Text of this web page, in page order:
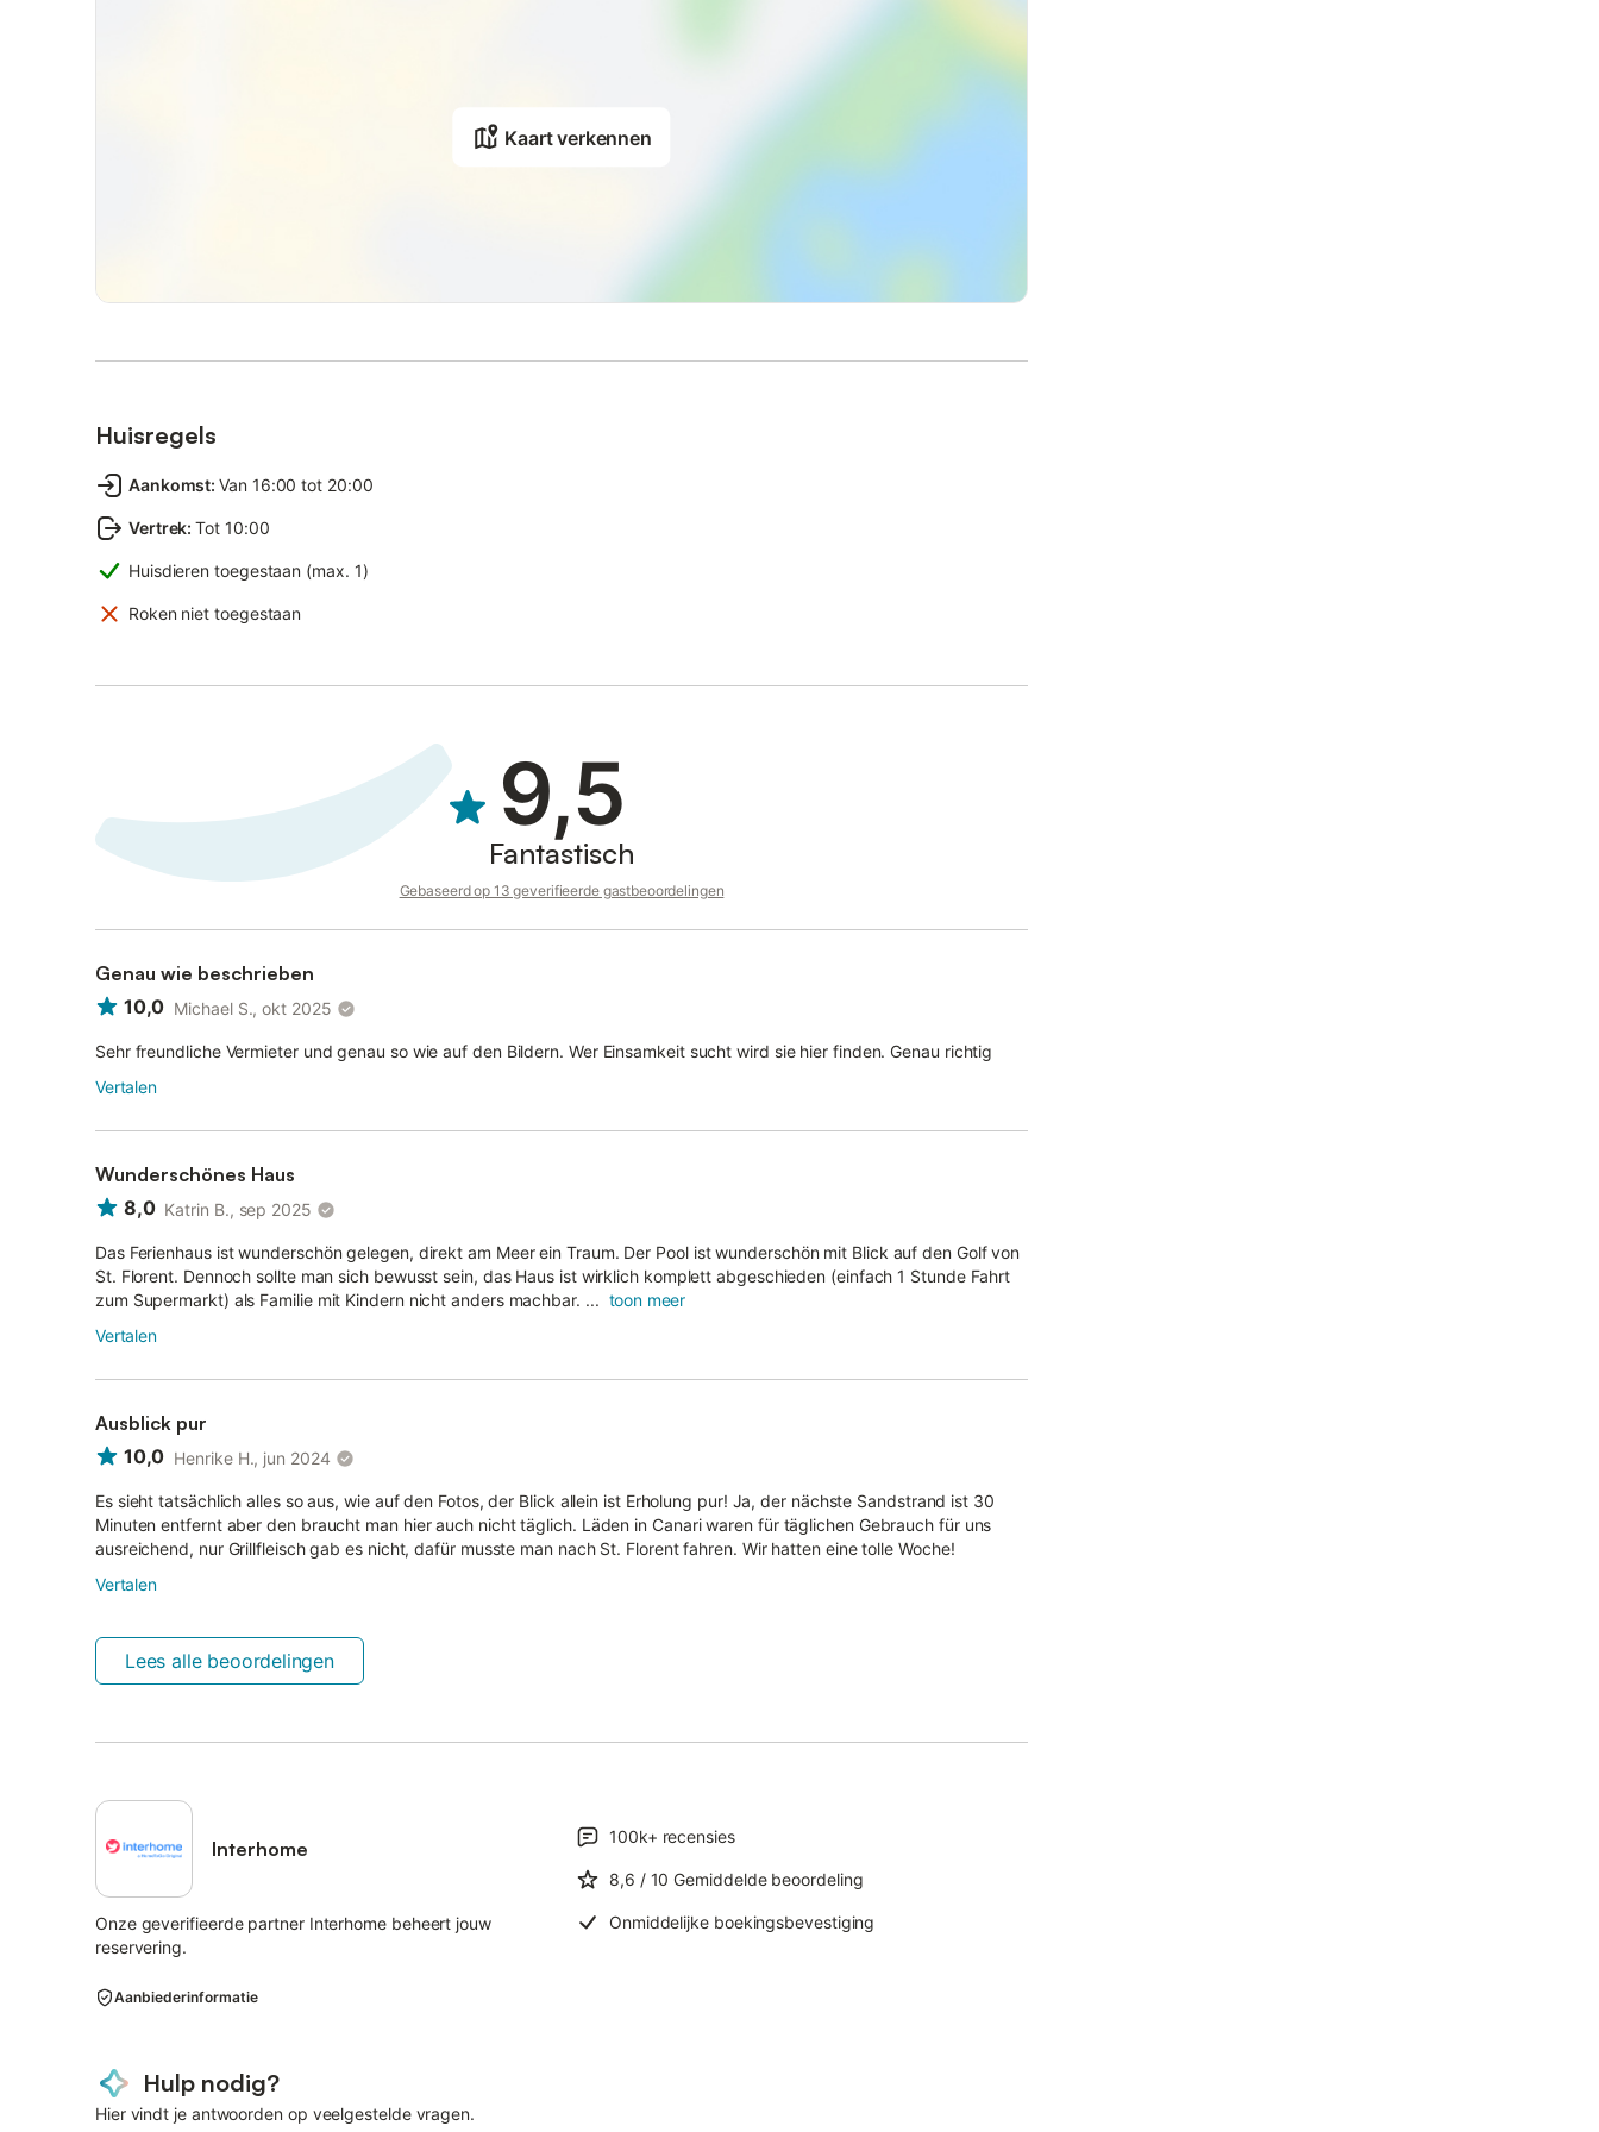
Kaart verkennen
Huisregels
Aankomst: Van 16:00 tot 20:00
Vertrek: Tot 10:00
Huisdieren toegestaan (max. 1)
Roken niet toegestaan
9,5
Fantastisch
Gebaseerd op 13 geverifieerde gastbeoordelingen
Genau wie beschrieben
10,0 Michael S., okt 2025
Sehr freundliche Vermieter und genau so wie auf den Bildern. Wer Einsamkeit sucht wird sie hier finden. Genau richtig
Vertalen
Wunderschönes Haus
8,0 Katrin B., sep 2025
Das Ferienhaus ist wunderschön gelegen, direkt am Meer ein Traum. Der Pool ist wunderschön mit Blick auf den Golf von
St. Florent. Dennoch sollte man sich bewusst sein, das Haus ist wirklich komplett abgeschieden (einfach 1 Stunde Fahrt
zum Supermarkt) als Familie mit Kindern nicht anders machbar. ... toon meer
Vertalen
Ausblick pur
10,0 Henrike H., jun 2024
Es sieht tatsächlich alles so aus, wie auf den Fotos, der Blick allein ist Erholung pur! Ja, der nächste Sandstrand ist 30
Minuten entfernt aber den braucht man hier auch nicht täglich. Läden in Canari waren für täglichen Gebrauch für uns
ausreichend, nur Grillfleisch gab es nicht, dafür musste man nach St. Florent fahren. Wir hatten eine tolle Woche!
Vertalen
Lees alle beoordelingen
Interhome
Onze geverifieerde partner Interhome beheert jouw
reservering.
100k+ recensies
8,6 / 10 Gemiddelde beoordeling
Onmiddelijke boekingsbevestiging
Aanbiederinformatie
Hulp nodig?
Hier vindt je antwoorden op veelgestelde vragen.